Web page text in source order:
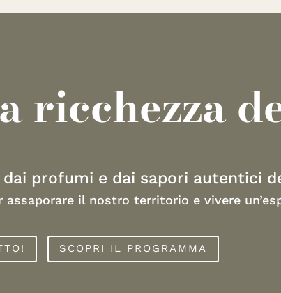
ricchezza
profumi e dai sapori autentici
il nostro territorio e vivere
SCOPRI IL PROGRAMMA